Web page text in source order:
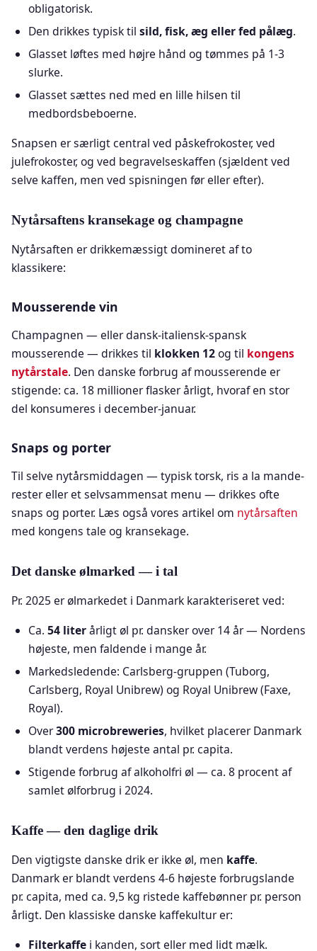
obligatorisk.
Den drikkes typisk til sild, fisk, æg eller fed pålæg.
Glasset løftes med højre hånd og tømmes på 1-3
slurke.
Glasset sættes ned med en lille hilsen til
medbordsbeboerne.
Snapsen er særligt central ved påskefrokoster, ved
julefrokoster, og ved begravelseskaffen (sjældent ved
selve kaffen, men ved spisningen før eller efter).
Nytårsaftens kransekage og champagne
Nytårsaften er drikkemæssigt domineret af to
klassikere:
Mousserende vin
Champagnen — eller dansk-italiensk-spansk
mousserende — drikkes til klokken 12og til kongens
nytårstale. Den danske forbrug af mousserende er
stigende: ca. 18 millioner flasker årligt, hvoraf en stor
del konsumeres i december-januar.
Snaps og porter
Til selve nytårsmiddagen — typisk torsk, ris a la mande-
rester eller et selvsammensat menu — drikkes ofte
snaps og porter. Læs også vores artikel om nytårsaften
med kongens tale og kransekage.
Det danske ølmarked — i tal
Pr. 2025 er ølmarkedet i Danmark karakteriseret ved:
Ca. 54 literårligt øl pr. dansker over 14 år — Nordens
højeste, men faldende i mange år.
Markedsledende: Carlsberg-gruppen (Tuborg,
Carlsberg, Royal Unibrew) og Royal Unibrew (Faxe,
Royal).
Over300 microbreweries, hvilket placerer Danmark
blandt verdens højeste antal pr. capita.
Stigende forbrug af alkoholfri øl — ca. 8 procent af
samlet ølforbrug i 2024.
Kaffe — den daglige drik
Den vigtigste danske drik er ikke øl, men kaffe.
Danmark er blandt verdens 4-6 højeste forbrugslande
pr. capita, med ca. 9,5 kg ristede kaffebønner pr. person
årligt. Den klassiske danske kaffekultur er:
Filterkaffe i kanden, sort eller med lidt mælk.